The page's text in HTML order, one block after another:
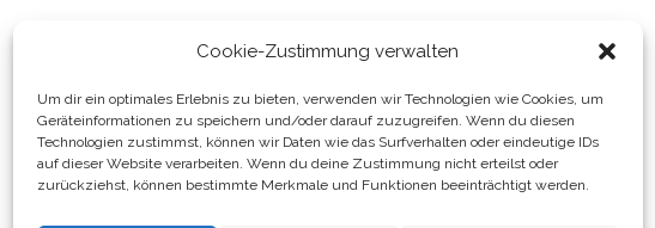
Cookie-Zustimmung verwalten
Um dir ein optimales Erlebnis zu bieten, verwenden wir Technologien wie Cookies, um
Geräteinformationen zu speichern und/oder darauf zuzugreifen. Wenn du diesen
Technologien zustimmst, können wir Daten wie das Surfverhalten oder eindeutige IDs
auf dieser Website verarbeiten. Wenn du deine Zustimmung nicht erteilst oder
zurückziehst, können bestimmte Merkmale und Funktionen beeinträchtigt werden.